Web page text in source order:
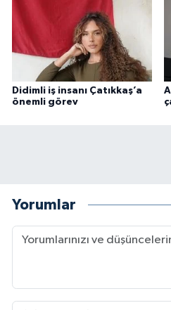
Didimli iş insanı Çatıkkaş’a
önemli görev
Yorumlar